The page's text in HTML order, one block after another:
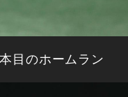
目のホームラン